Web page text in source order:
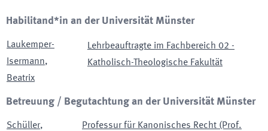
Habilitand*in an der Universität Münster
Laukemper-
Isermann,
Beatrix
Lehrbeauftragte im Fachbereich 02 -
Katholisch-Theologische Fakultät
Betreuung / Begutachtung an der Universität Münster
Schüller,
Professur für Kanonisches Recht (Prof.